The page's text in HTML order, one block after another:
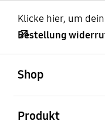
Klicke hier, um
Bestellung
Shop
Produkt